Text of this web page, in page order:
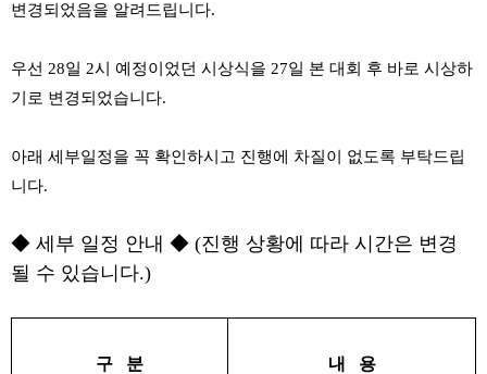
변경되었음을 알려드립니다.
우선 28일 2시 예정이었던 시상식을 27일 본 대회 후 바로 시상하
기로 변경되었습니다.
아래 세부일정을 꼭 확인하시고 진행에 차질이 없도록 부탁드립
니다.
◆ 세부 일정 안내 ◆ (진행 상황에 따라 시간은 변경
될 수 있습니다.)
구 분 내 용